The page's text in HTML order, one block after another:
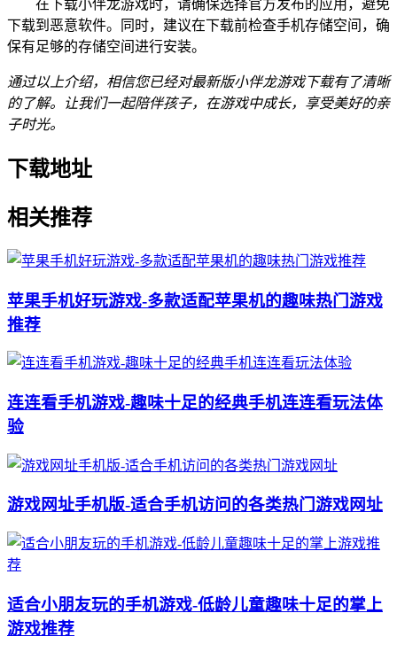
在下载小伴龙游戏时，请确保选择官方发布的应用，避免
下载到恶意软件。同时，建议在下载前检查手机存储空间，确
保有足够的存储空间进行安装。
通过以上介绍，相信您已经对最新版小伴龙游戏下载有了清晰
的了解。让我们一起陪伴孩子，在游戏中成长，享受美好的亲
子时光。
下载地址
相关推荐
苹果手机好玩游戏-多款适配苹果机的趣味热门游戏
推荐
连连看手机游戏-趣味十足的经典手机连连看玩法体
验
游戏网址手机版-适合手机访问的各类热门游戏网址
适合小朋友玩的手机游戏-低龄儿童趣味十足的掌上
游戏推荐